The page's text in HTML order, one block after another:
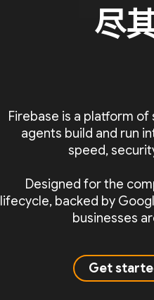
尽
Firebase is a platform of
agents build and run
speed,
Designed for the
lifecycle, backed by
businesses
Get